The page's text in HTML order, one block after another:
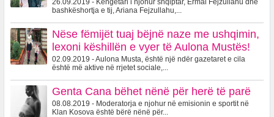
26.09.2019 - Këngëtari i njohur shqiptar, Ermal Fejzullahu dhe
bashkëshortja e tij, Ariana Fejzullahu,...
Nëse fëmijët tuaj bëjnë naze me ushqimin,
lexoni këshillën e vyer të Aulona Mustës!
02.09.2019 - Aulona Musta, është një ndër gazetaret e cila
është më aktive në rrjetet sociale,...
Genta Cana bëhet nënë për herë të parë
08.08.2019 - Moderatorja e njohur në emisionin e sportit në
Klan Kosova është bërë nënë për...